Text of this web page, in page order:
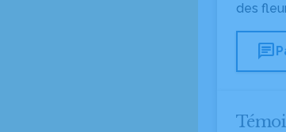
des
chat